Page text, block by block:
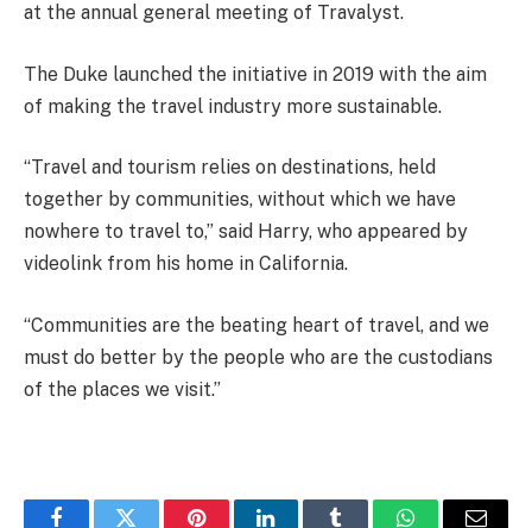
at the annual general meeting of Travalyst.
The Duke launched the initiative in 2019 with the aim
of making the travel industry more sustainable.
“Travel and tourism relies on destinations, held
together by communities, without which we have
nowhere to travel to,” said Harry, who appeared by
videolink from his home in California.
“Communities are the beating heart of travel, and we
must do better by the people who are the custodians
of the places we visit.”